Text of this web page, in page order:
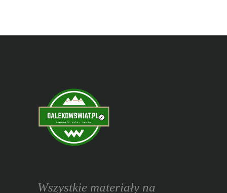
Wszystkie materiały na